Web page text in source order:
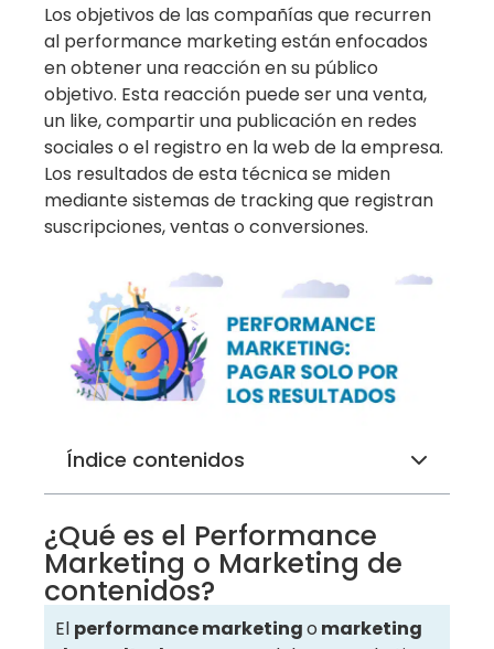
Los objetivos de las compañías que recurren
al performance marketing están enfocados
en obtener una reacción en su público
objetivo. Esta reacción puede ser una venta,
un like, compartir una publicación en redes
sociales o el registro en la web de la empresa.
Los resultados de esta técnica se miden
mediantesistemas de trackingque registran
suscripciones, ventas o conversiones.
Índice contenidos
¿Qué es el Performance
Marketing o Marketing de
contenidos?
El performance marketingo marketing